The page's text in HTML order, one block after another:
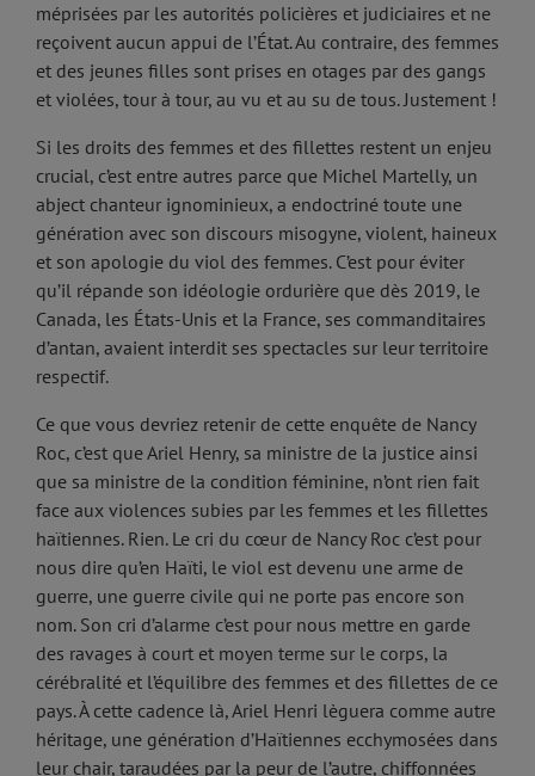
méprisées par les autorités policières et judiciaires et ne
reçoivent aucun appui de l’État. Au contraire, des femmes
et des jeunes filles sont prises en otages par des gangs
et violées, tour à tour, au vu et au su de tous. Justement !
Si les droits des femmes et des fillettes restent un enjeu
crucial, c’est entre autres parce que Michel Martelly, un
abject chanteur ignominieux, a endoctriné toute une
génération avec son discours misogyne, violent, haineux
et son apologie du viol des femmes. C’est pour éviter
qu’il répande son idéologie ordurière que dès 2019, le
Canada, les États-Unis et la France, ses commanditaires
d’antan, avaient interdit ses spectacles sur leur territoire
respectif.
Ce que vous devriez retenir de cette enquête de Nancy
Roc, c’est que Ariel Henry, sa ministre de la justice ainsi
que sa ministre de la condition féminine, n’ont rien fait
face aux violences subies par les femmes et les fillettes
haïtiennes. Rien. Le cri du cœur de Nancy Roc c’est pour
nous dire qu’en Haïti, le viol est devenu une arme de
guerre, une guerre civile qui ne porte pas encore son
nom. Son cri d’alarme c’est pour nous mettre en garde
des ravages à court et moyen terme sur le corps, la
cérébralité et l’équilibre des femmes et des fillettes de ce
pays. À cette cadence là, Ariel Henri lèguera comme autre
héritage, une génération d’Haïtiennes ecchymosées dans
leur chair, taraudées par la peur de l’autre, chiffonnées